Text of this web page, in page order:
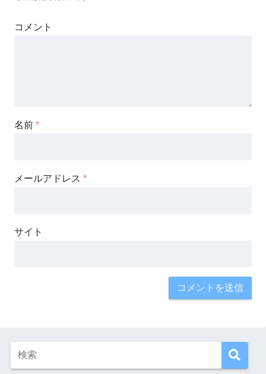
コメント
名前 *
メールアドレス *
サイト